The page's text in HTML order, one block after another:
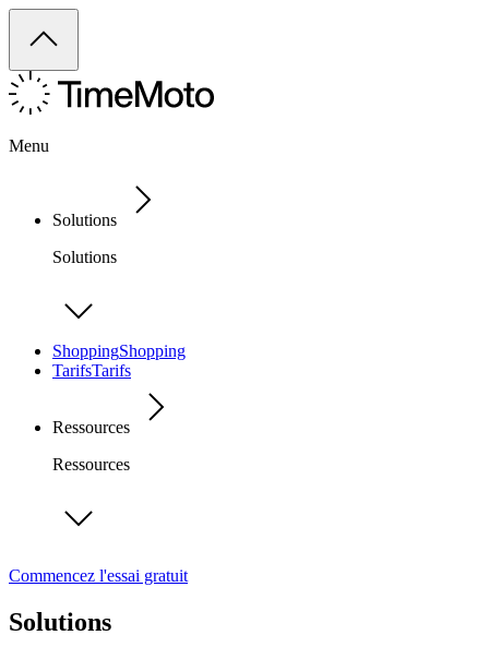
Menu
Solutions
Solutions
ShoppingShopping
TarifsTarifs
Ressources
Ressources
Commencez l'essai gratuit
Solutions